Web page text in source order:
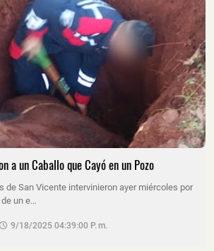
a un Caballo que Cayó en un Pozo
de San Vicente intervinieron ayer miércoles por
un e…
9/18/2025 04:39:00 P. M.